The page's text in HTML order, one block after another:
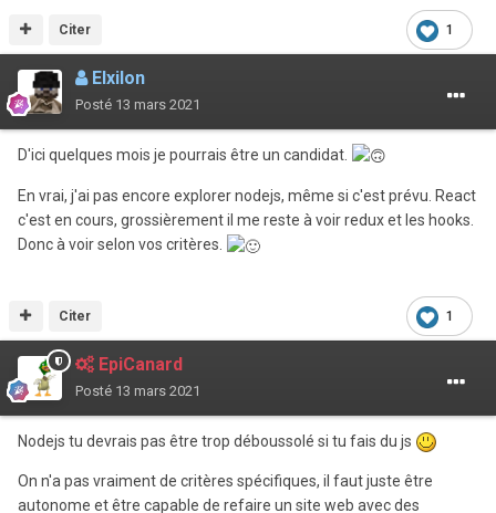
1
Citer
Elxilon
Posté 13 mars 2021
D'ici quelques mois je pourrais être un candidat.
En vrai, j'ai pas encore explorer nodejs, même si c'est prévu. React
c'est en cours, grossièrement il me reste à voir redux et les hooks.
Donc à voir selon vos critères.
1
Citer
EpiCanard
Posté 13 mars 2021
Nodejs tu devrais pas être trop déboussolé si tu fais du js
On n'a pas vraiment de critères spécifiques, il faut juste être
autonome et être capable de refaire un site web avec des